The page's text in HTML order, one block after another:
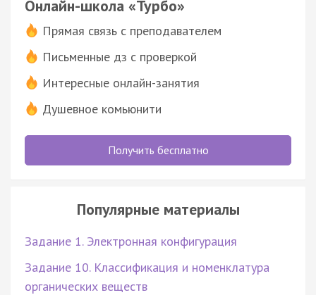
Онлайн-школа «Турбо»
Прямая связь с преподавателем
Письменные дз с проверкой
Интересные онлайн-занятия
Душевное комьюнити
Получить бесплатно
Популярные материалы
Задание 1. Электронная конфигурация
Задание 10. Классификация и номенклатура
органических веществ